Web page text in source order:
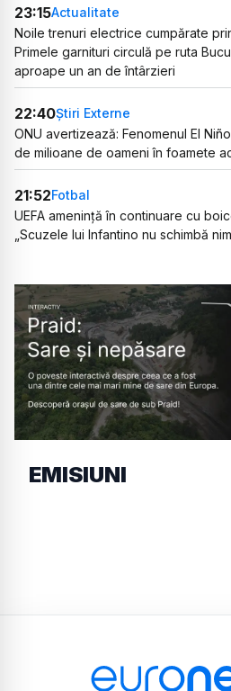
23:15Actualitate
Noile trenuri electrice cumpărate
Primele garnituri circulă pe ruta
aproape un an de întârzieri
22:40Știri Externe
ONU avertizează: Fenomenul El
de milioane de oameni în foamete
21:52Fotbal
UEFA amenință în continuare cu
„Scuzele lui Infantino nu schimbă
EMISIUNI